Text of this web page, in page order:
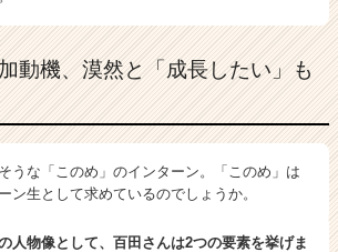
動機、漠然と「成長したい」も
うな「このめ」のインターン。「このめ」は
ン生として求めているのでしょうか。
人物像として、百田さんは2つの要素を挙げま